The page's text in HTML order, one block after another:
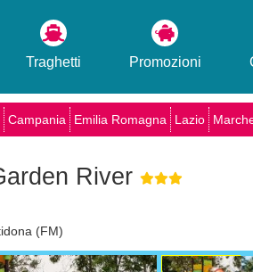
Traghetti Promozioni
Campania Emilia Romagna Lazio
River
(FM)